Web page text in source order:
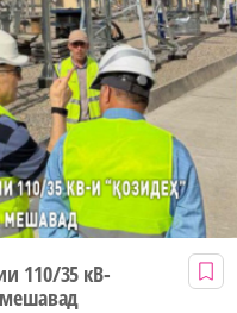
110/35 кВ-